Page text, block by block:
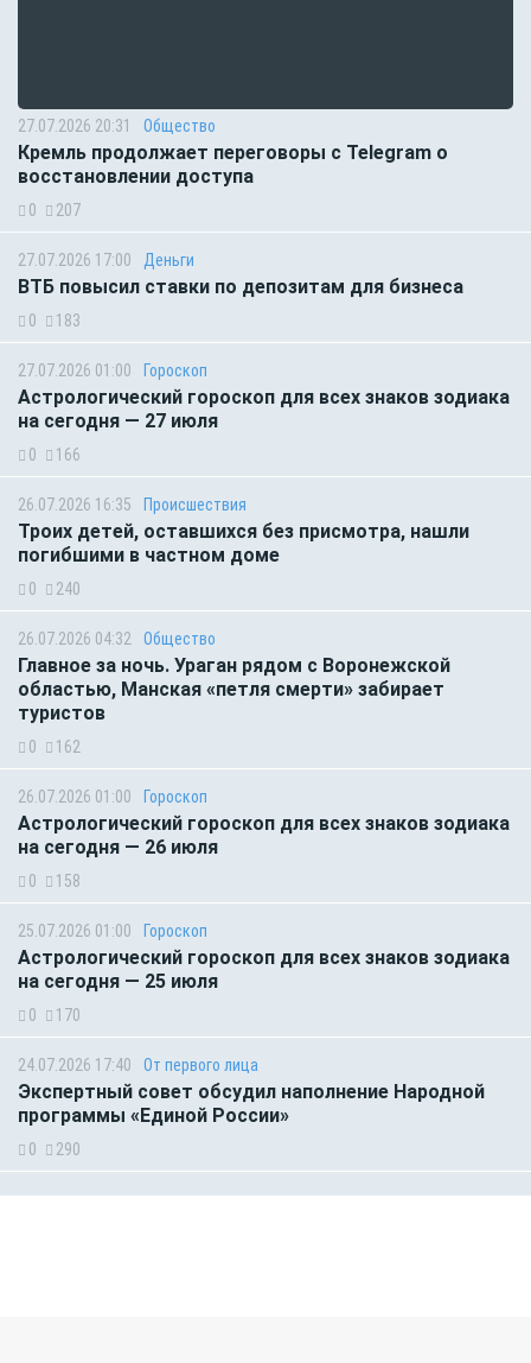
27.07.2026 20:31 Общество
Кремль продолжает переговоры с Telegram о
восстановлении доступа
0 207
27.07.2026 17:00 Деньги
ВТБ повысил ставки по депозитам для бизнеса
0 183
27.07.2026 01:00 Гороскоп
Астрологический гороскоп для всех знаков зодиака
на сегодня — 27 июля
0 166
26.07.2026 16:35 Происшествия
Троих детей, оставшихся без присмотра, нашли
погибшими в частном доме
0 240
26.07.2026 04:32 Общество
Главное за ночь. Ураган рядом с Воронежской
областью, Манская «петля смерти» забирает
туристов
0 162
26.07.2026 01:00 Гороскоп
Астрологический гороскоп для всех знаков зодиака
на сегодня — 26 июля
0 158
25.07.2026 01:00 Гороскоп
Астрологический гороскоп для всех знаков зодиака
на сегодня — 25 июля
0 170
24.07.2026 17:40 От первого лица
Экспертный совет обсудил наполнение Народной
программы «Единой России»
0 290